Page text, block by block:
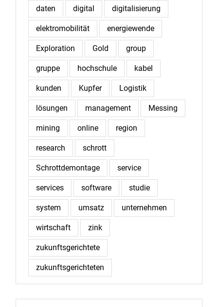
daten digital digitalisierung
elektromobilität energiewende
Exploration Gold group
gruppe hochschule kabel
kunden Kupfer Logistik
lösungen management Messing
mining online region
research schrott
Schrottdemontage service
services software studie
system umsatz unternehmen
wirtschaft zink
zukunftsgerichtete
zukunftsgerichteten